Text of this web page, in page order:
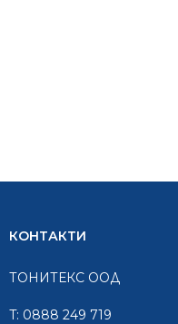
КОНТАКТИ
ТОНИТЕКС ООД
T: 0888 249 719